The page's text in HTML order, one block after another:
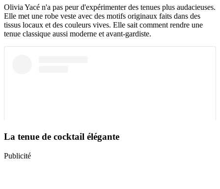
Olivia Yacé n'a pas peur d'expérimenter des tenues plus audacieuses.
Elle met une robe veste avec des motifs originaux faits dans des
tissus locaux et des couleurs vives. Elle sait comment rendre une
tenue classique aussi moderne et avant-gardiste.
La tenue de cocktail élégante
Publicité